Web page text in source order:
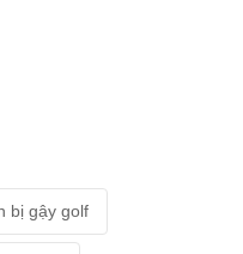
bị gậy golf